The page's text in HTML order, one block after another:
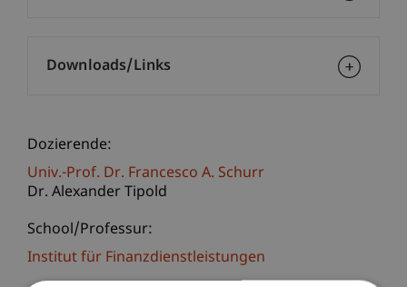
Dozierende:
Univ.-Prof. Dr. Francesco A. Schurr
Dr. Alexander Tipold
School/Professur:
Institut für Finanzdienstleistungen
Downloads/Links